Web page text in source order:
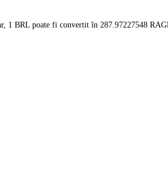
1 BRL poate fi convertit în 287.97227548